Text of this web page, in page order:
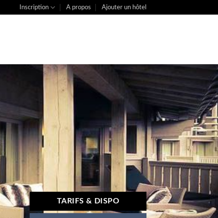
Inscription A propos Ajouter un hôtel
TARIFS & DISPO